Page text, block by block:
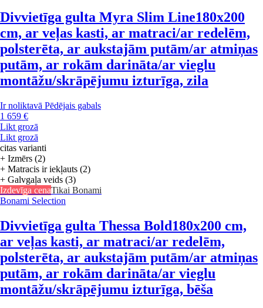
Divvietīga gulta Myra Slim Line180x200
cm, ar veļas kasti, ar matraci/ar redelēm,
polsterēta, ar aukstajām putām/ar atmiņas
putām, ar rokām darināta/ar vieglu
montāžu/skrāpējumu izturīga, zila
Ir noliktavā Pēdējais gabals
1 659 €
Likt grozā
Likt grozā
citas varianti
+ Izmērs (2)
+ Matracis ir iekļauts (2)
+ Galvgaļa veids (3)
Izdevīga cenaTikai Bonami
Bonami Selection
Divvietīga gulta Thessa Bold180x200 cm,
ar veļas kasti, ar matraci/ar redelēm,
polsterēta, ar aukstajām putām/ar atmiņas
putām, ar rokām darināta/ar vieglu
montāžu/skrāpējumu izturīga, bēša